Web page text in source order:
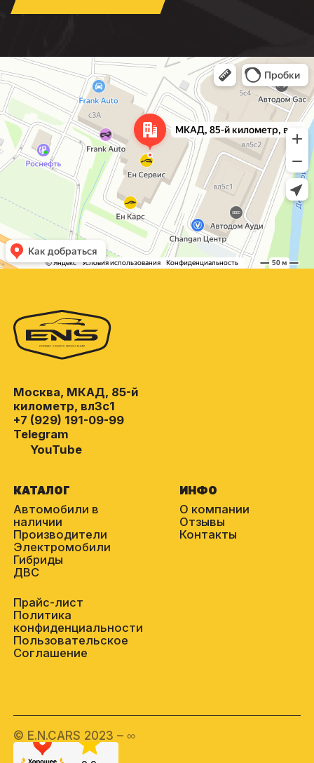
Москва
МКАД, 85-й километр, вл3с1 — Яндекс Карты
Москва, МКАД, 85-й
километр, вл3с1
+7 (929) 191-09-99
Telegram
YouTube
КАТАЛОГ
Автомобили в
наличии
Производители
Электромобили
Гибриды
ДВС
ИНФО
О компании
Отзывы
Контакты
Прайс-лист
Политика
конфиденциальности
Пользовательское
Соглашение
© E.N.CARS 2023 – ∞